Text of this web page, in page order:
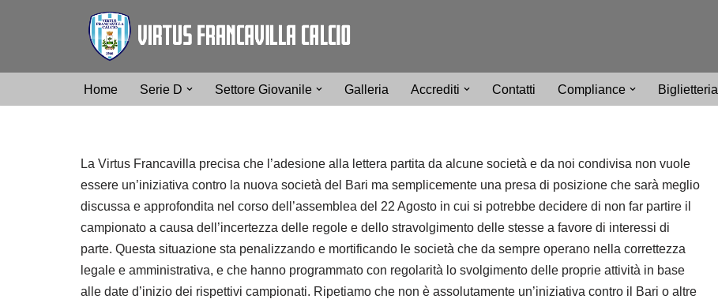
Home Serie D Settore Giovanile Galleria Accrediti Contatti Compliance Biglietteria
La Virtus Francavilla precisa che l’adesione alla lettera partita da alcune società e da noi condivisa non vuole
essere un’iniziativa contro la nuova società del Bari ma semplicemente una presa di posizione che sarà meglio
discussa e approfondita nel corso dell’assemblea del 22 Agosto in cui si potrebbe decidere di non far partire il
campionato a causa dell’incertezza delle regole e dello stravolgimento delle stesse a favore di interessi di
parte. Questa situazione sta penalizzando e mortificando le società che da sempre operano nella correttezza
legale e amministrativa, e che hanno programmato con regolarità lo svolgimento delle proprie attività in base
alle date d’inizio dei rispettivi campionati. Ripetiamo che non è assolutamente un’iniziativa contro il Bari o altre